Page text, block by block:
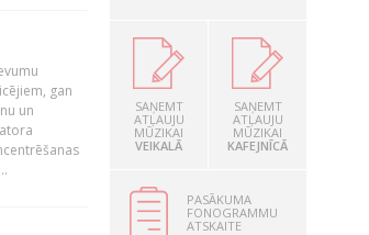
gan
un
SAŅEMT
ATĻAUJU
MŪZIKAI
VEIKALĀ
SAŅEMT
ATĻAUJU
MŪZIKAI
KAFEJNĪCĀ
PASĀKUMA
FONOGRAMMU
ATSKAITE